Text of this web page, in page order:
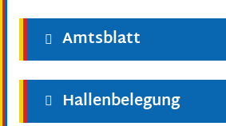
Amtsblatt
Hallenbelegung